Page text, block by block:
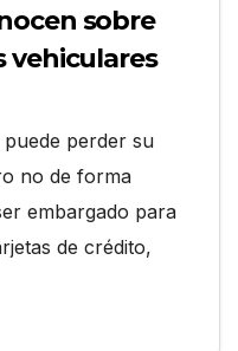
sobre
vehiculares
perder su
no de forma
embargado para
de crédito,